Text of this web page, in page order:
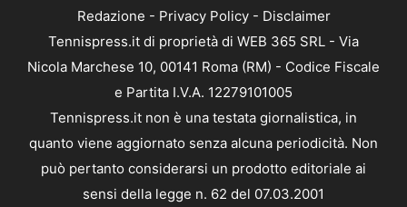
Redazione - Privacy Policy- Disclaimer
Tennispress.it di proprietà di WEB 365 SRL - Via
Nicola Marchese 10, 00141 Roma (RM) - Codice Fiscale
e Partita I.V.A. 12279101005
Tennispress.it non è una testata giornalistica, in
quanto viene aggiornato senza alcuna periodicità. Non
può pertanto considerarsi un prodotto editoriale ai
sensi della legge n. 62 del 07.03.2001